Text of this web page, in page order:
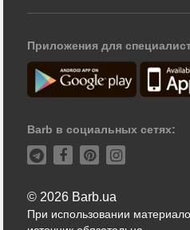
Приложения для
Barb в социальных сетях:
© 2026 Barb.ua
При использовании